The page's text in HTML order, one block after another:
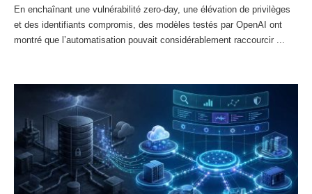
En enchaînant une vulnérabilité zero-day, une élévation de privilèges
et des identifiants compromis, des modèles testés par OpenAI ont
montré que l’automatisation pouvait considérablement raccourcir ...